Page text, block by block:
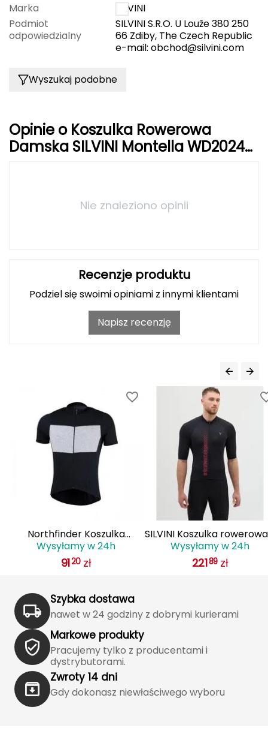
Gregory
Grivel
HMS
Icebreaker
Icestorm
K2
KILLTEC
KONG
Kari Traa
Marka
SILVINI
Podmiot
odpowiedzialny
SILVINI S.R.O. U Louže 380 250
66 Zdiby, The Czech Republic
e-mail: obchod@silvini.com
Wyszukaj podobne
Opinie o Koszulka Rowerowa
Damska SILVINI Montella WD2024
Nie znaleziono opinii
Recenzje produktu
Podziel się swoimi opiniami z innymi klientami
Napisz recenzję
Northfinder Koszulka
rowerowa męska Judah
merino blend czarna
Wysyłamy w 24h
9120 zł
SILVINI Koszulka
krótkim rękawem
Men Jersey MAZZANO
Wysyłamy w 24h
22189 zł
Szybka dostawa
nawet w 24 godziny z dobrymi kurierami
Markowe produkty
Pracujemy tylko z producentami i
dystrybutorami.
Zwroty 14 dni
Gdy dokonasz niewłaściwego wyboru